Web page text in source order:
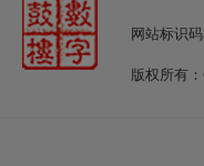
网站标识
版权所有